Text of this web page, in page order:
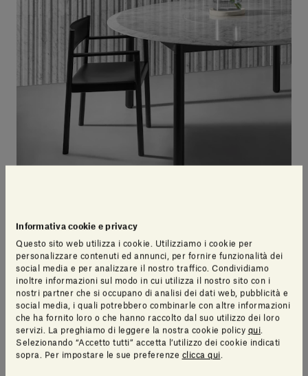
Informativa cookie e privacy
Questo sito web utilizza i cookie. Utilizziamo i cookie per
personalizzare contenuti ed annunci, per fornire funzionalità dei
social media e per analizzare il nostro traffico. Condividiamo
inoltre informazioni sul modo in cui utilizza il nostro sito con i
nostri partner che si occupano di analisi dei dati web, pubblicità e
social media, i quali potrebbero combinarle con altre informazioni
che ha fornito loro o che hanno raccolto dal suo utilizzo dei loro
servizi. La preghiamo di leggere la nostra cookie policy qui.
Selezionando “Accetto tutti” accetta l’utilizzo dei cookie indicati
sopra. Per impostare le sue preferenze clicca qui.
La pietra naturale, poi, si sposa perfettamente al
progetto dal momento che, citando le parole di
Lissoni, “l’anima di questo materiale ogni volta può
essere riconosciuta semplicemente perché magari ne
faccio un tavolo, ed un secondo tavolo uguale non ci
sarà”.
Sia la pietra che il cibo sono risorse naturali ed il loro